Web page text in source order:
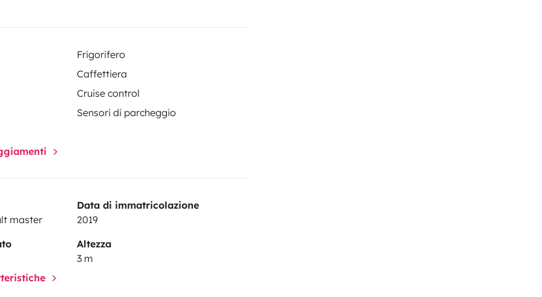
à l'huile de lin pour éviter
extérieur
- 1 petit frigo +
qui s'allument
côté lit)
- Panneau solaire sur la
électrique en roulant pour
vos propres draps (drap
mettre un lit parapluie pour
2m80 de haut (3M avec galerie
Frigorifero
Caffettiera
Cruise control
Sensori di parcheggio
master
Data di immatricolazione
2019
Altezza
3 m